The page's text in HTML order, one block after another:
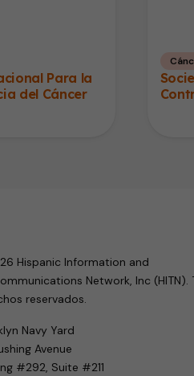
Para la
del Cáncer
Hispanic Information and
Network, Inc (HITN).
reservados.
Navy Yard
Avenue
#292, Suite #211